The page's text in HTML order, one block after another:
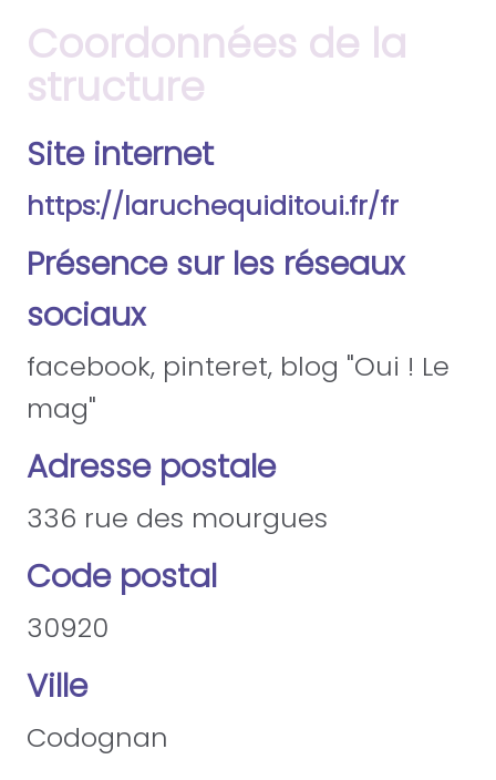
Coordonnées de la
structure
Site internet
https://laruchequiditoui.fr/fr
Présence sur les réseaux
sociaux
facebook, pinteret, blog "Oui ! Le
mag"
Adresse postale
336 rue des mourgues
Code postal
30920
Ville
Codognan